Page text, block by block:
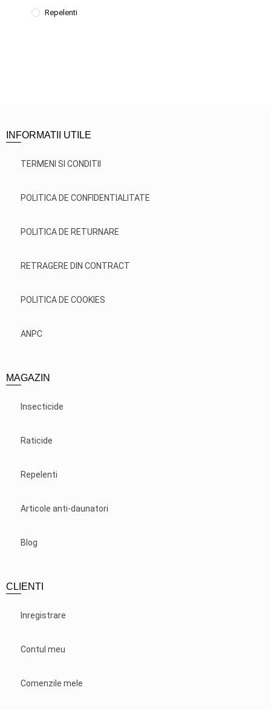
Repelenti
INFORMATII UTILE
TERMENI SI CONDITII
POLITICA DE CONFIDENTIALITATE
POLITICA DE RETURNARE
RETRAGERE DIN CONTRACT
POLITICA DE COOKIES
ANPC
MAGAZIN
Insecticide
Raticide
Repelenti
Articole anti-daunatori
Blog
CLIENTI
Inregistrare
Contul meu
Comenzile mele